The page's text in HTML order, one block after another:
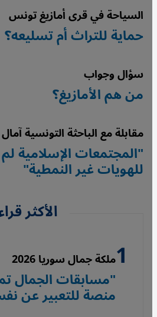
السياحة في قرى أمازيغ تونس
حماية للتراث أم تسليعه؟
سؤال وجواب
من هم الأمازيغ؟
مقابلة مع الباحثة التونسية
"المجتمعات الإسلامية
للهويات غير النمطية"
الأكثر
ملكة جمال سوريا 2026
"مسابقات الجمال
منصة للتعبير عن